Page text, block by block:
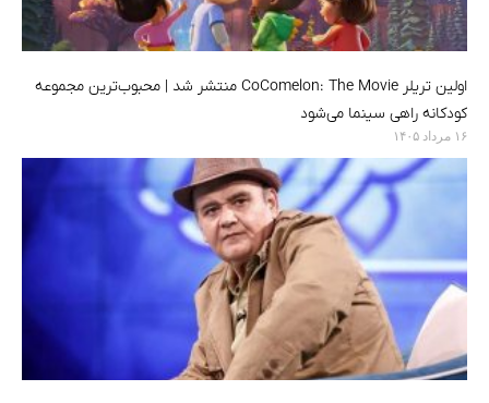
اولین تریلر CoComelon: The Movie منتشر شد | محبوب‌ترین مجموعه
کودکانه راهی سینما می‌شود
۱۶ مرداد ۱۴۰۵